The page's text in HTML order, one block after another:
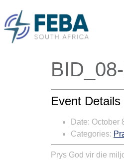
Event Details
Date: October
Categories:
Prys God vir die